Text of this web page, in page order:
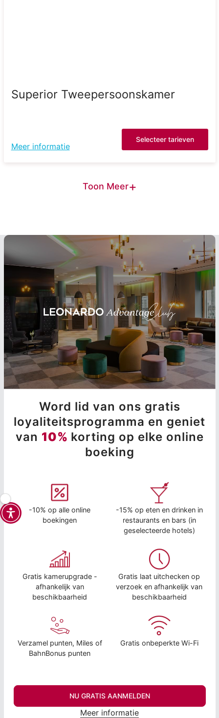
Superior Tweepersoonskamer
Meer informatie
Selecteer tarieven
Toon Meer+
Word lid van ons gratis
loyaliteitsprogramma en geniet
van 10% korting op elke online
boeking
-10% op alle online
boekingen
-15% op eten en drinken in
restaurants en bars (in
geselecteerde hotels)
Gratis kamerupgrade -
afhankelijk van
beschikbaarheid
Gratis laat uitchecken op
verzoek en afhankelijk van
beschikbaarheid
Verzamel punten, Miles of
BahnBonus punten
Gratis onbeperkte Wi-Fi
NU GRATIS AANMELDEN
Meer informatie